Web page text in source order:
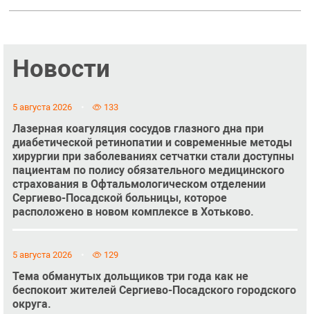
Новости
5 августа 2026 133
Лазерная коагуляция сосудов глазного дна при
диабетической ретинопатии и современные методы
хирургии при заболеваниях сетчатки стали доступны
пациентам по полису обязательного медицинского
страхования в Офтальмологическом отделении
Сергиево-Посадской больницы, которое
расположено в новом комплексе в Хотьково.
5 августа 2026 129
Тема обманутых дольщиков три года как не
беспокоит жителей Сергиево-Посадского городского
округа.